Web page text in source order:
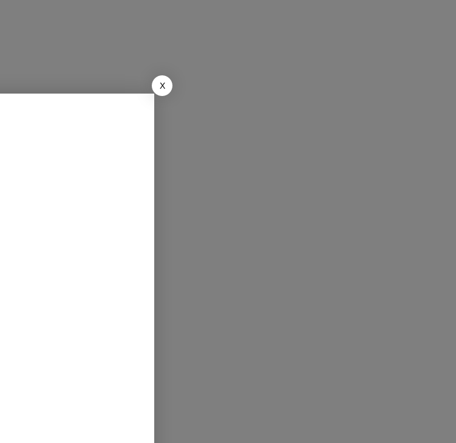
19 Kabupaten Sumedang
Corona.
oleh dukungan
tetap menjaga jarak,
dan rajin mencuci
X